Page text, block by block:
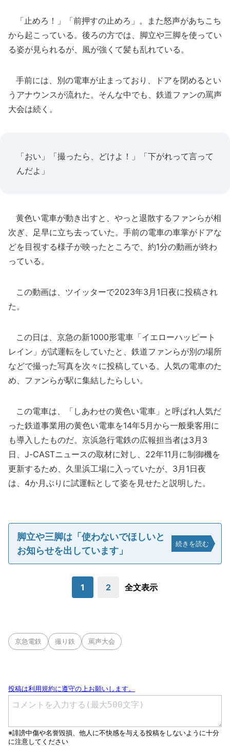
「止めろ！」「前押すの止めろ」。また怒声があちこち
から起こっている。後ろの方では、脚立や三脚を使ってい
る姿が見られるが、風が強くて髪も乱れている。
手前には、別の電車が止まっており、ドアを閉めるとい
うアナウンスが流れた。そんな中でも、鉄道ファンの罵声
大会は続く。
「おい」「撮ったら、どけよ！」「下がれって言って
んだよ」
黄色い電車が動き出すと、やっと退散するファンらが相
次ぎ、足早に立ち去っていた。手前の電車の車掌がドアな
どを目視する様子が映ったところで、約1分の動画が終わ
っている。
この動画は、ツイッターで2023年3月1日夜に投稿され
た。
この日は、京急の新1000形電車「イエローハッピート
レイン」が試運転をしていたと、鉄道ファンらが別の場所
などで撮った写真を次々に投稿している。人気の電車のた
め、ファンらが駅に集結したらしい。
この電車は、「しあわせの黄色い電車」と呼ばれ人気だ
った鉄道事業用の黄色い電車を14年5月から一般乗客用に
も導入したものだ。京浜急行電鉄の広報担当者は3月3
日、J-CASTニュースの取材に対し、22年11月に制御機を
更新するため、久里浜工場に入っていたが、3月1日夜
は、4か月ぶりに試運転として姿を見せたと説明した。
脚立や三脚は「使わないでほしいと
お知らせを出しています」
続きを読む
1 2 全文表示
京急電鉄 撮り鉄 罵声大会